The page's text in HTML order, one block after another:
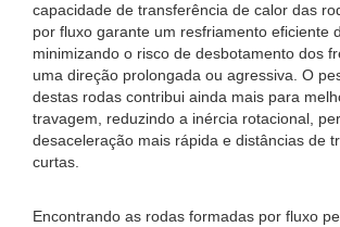
capacidade de transferência de calor das
por fluxo garante um resfriamento eficiente
minimizando o risco de desbotamento dos
uma direção prolongada ou agressiva. O
destas rodas contribui ainda mais para
travagem, reduzindo a inércia rotacional,
desaceleração mais rápida e distâncias de
curtas.
Encontrando as rodas formadas por fluxo